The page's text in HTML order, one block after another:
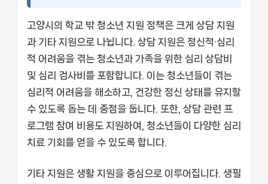
고양시의 학교 밖 청소년 지원 정책은 크게 상담 지원
과 기타 지원으로 나뉩니다. 상담 지원은 정신적·심리
적 어려움을 겪는 청소년과 가족을 위한 심리 상담비
및 심리 검사비를 포함합니다. 이는 청소년들이 겪는
심리적 어려움을 해소하고, 건강한 정신 상태를 유지할
수 있도록 돕는 데 중점을 둡니다. 또한, 상담 관련 프
로그램 참여 비용도 지원하여, 청소년들이 다양한 심리
치료 기회를 얻을 수 있도록 합니다.
기타 지원은 생활 지원을 중심으로 이루어집니다. 생필